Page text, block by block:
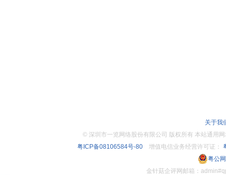
关于我
© 深圳市一览网络股份有限公司 版权所有 本站通
粤ICP备08106584号-80增值电信业务经营许可证：
粤公
金针菇企评网邮箱：